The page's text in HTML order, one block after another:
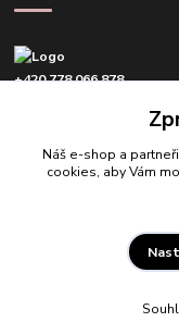
+420 778 066 878
Náš e-shop a
cookies, aby Vám